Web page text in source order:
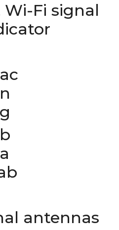
Wi-Fi signal
antennas